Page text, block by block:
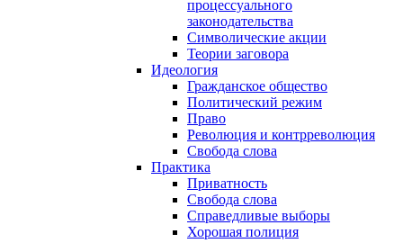
процессуального
законодательства
Символические акции
Теории заговора
Идеология
Гражданское общество
Политический режим
Право
Революция и контрреволюция
Свобода слова
Практика
Приватность
Свобода слова
Справедливые выборы
Хорошая полиция